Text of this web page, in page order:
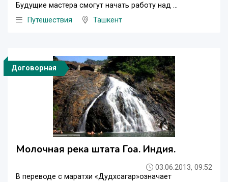
Будущие мастера смогут начать работу над ...
Путешествия
Ташкент
Договорная
Молочная река штата Гоа. Индия.
03.06.2013, 09:52
В переводе с маратхи «Дудхсагар»означает